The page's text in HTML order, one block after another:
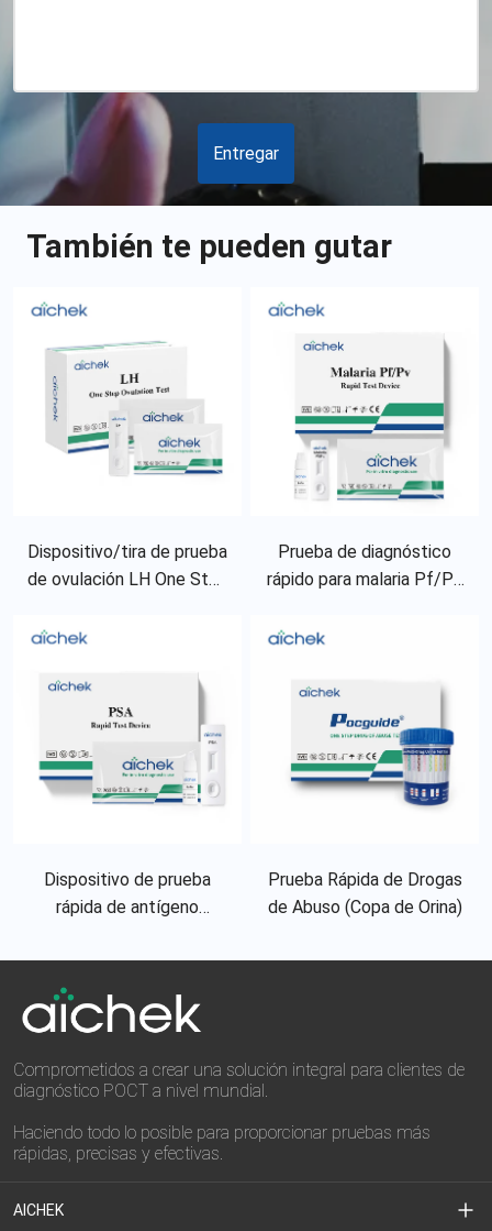
Entregar
También te pueden gutar
Dispositivo/tira de prueba
de ovulación LH One Step
Prueba de diagnóstico
rápido para malaria Pf/Pv
Dispositivo de prueba
rápida de antígeno
PSA Ultra (sangre
entera/suero/plasma)
Prueba Rápida de Drogas
de Abuso (Copa de Orina)
Comprometidos a crear una solución integral para clientes de
diagnóstico POCT a nivel mundial.
Haciendo todo lo posible para proporcionar pruebas más
rápidas, precisas y efectivas.
AICHEK